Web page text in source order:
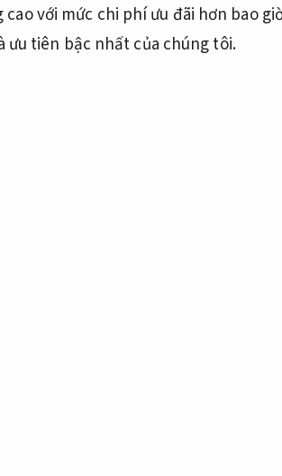
với mức chi phí ưu đãi hơn bao
ưu tiên bậc nhất của chúng tôi.